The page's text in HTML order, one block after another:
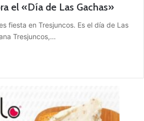
el «Día de Las Gachas»
fiesta en Tresjuncos. Es el día de Las
Tresjuncos,…